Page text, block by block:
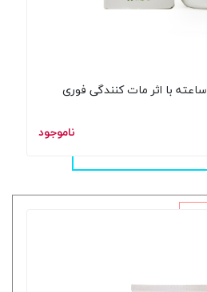
سرم آبرسان سیمپل 24 ساعته با اثر مات کنندگی فوری
ناموجود